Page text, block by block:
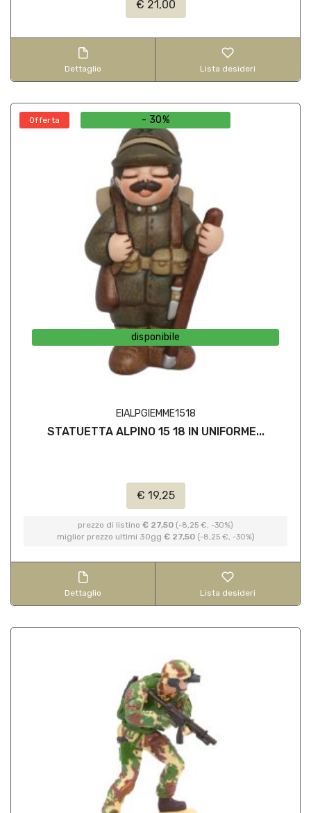
€ 21,00
Dettaglio Lista desideri
Offerta
disponibile
- 30%
EIALPGIEMME1518
STATUETTA ALPINO 15 18 IN UNIFORME...
€ 19,25
prezzo di listino € 27,50 (-8,25 €, -30%)
miglior prezzo ultimi 30gg € 27,50 (-8,25 €, -30%)
Dettaglio Lista desideri